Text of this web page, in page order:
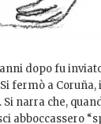
dopo fu
fermò a Coruña,
narra che,
abboccassero